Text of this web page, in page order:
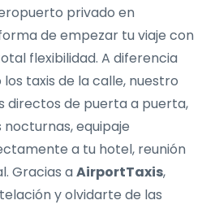
privado en
de empezar tu viaje con
flexibilidad. A diferencia
taxis de la calle, nuestro
directos de puerta a puerta,
equipaje
a tu hotel, reunión
Gracias aAirportTaxis,
y olvidarte de las